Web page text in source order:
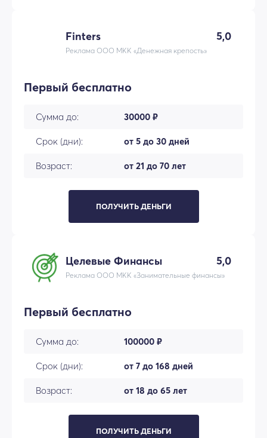
Finters 5,0
Реклама ООО МКК «Денежная крепость»
Первый бесплатно
Сумма до: 30000 ₽
Срок (дни): от 5 до 30 дней
Возраст: от 21 до 70 лет
ПОЛУЧИТЬ ДЕНЬГИ
Целевые Финансы 5,0
Реклама ООО МКК «Занимательные финансы»
Первый бесплатно
Сумма до: 100000 ₽
Срок (дни): от 7 до 168 дней
Возраст: от 18 до 65 лет
ПОЛУЧИТЬ ДЕНЬГИ